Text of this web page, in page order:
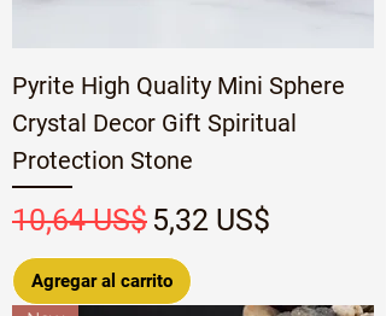
Pyrite High Quality Mini Sphere
Crystal Decor Gift Spiritual
Protection Stone
Precio
10,64 US$ Precio de oferta
5,32 US$
Agregar al carrito